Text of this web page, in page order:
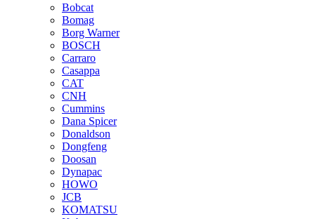
Bobcat
Bomag
Borg Warner
BOSCH
Carraro
Casappa
CAT
CNH
Cummins
Dana Spicer
Donaldson
Dongfeng
Doosan
Dynapac
HOWO
JCB
KOMATSU